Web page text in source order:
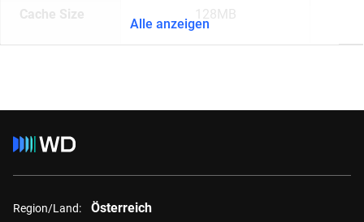
Cache Size 128MB
Alle anzeigen
Region/Land: Österreich